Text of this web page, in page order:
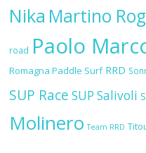
Nika Martino
road Paolo
Romagna Paddle Surf RRD
SUP Race SUP Salivoli
Molinero Team RRD